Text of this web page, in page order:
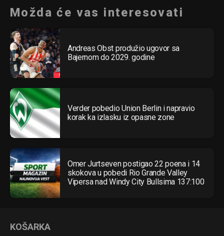
Možda će vas interesovati
Andreas Obst produžio ugovor sa
Bajernom do 2029. godine
Verder pobedio Union Berlin i napravio
korak ka izlasku iz opasne zone
Omer Jurtseven postigao 22 poena i 14
skokova u pobedi Rio Grande Valley
Vipersa nad Windy City Bullsima 137:100
KOŠARKA